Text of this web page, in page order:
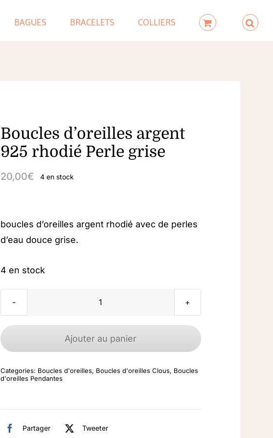
BAGUES BRACELETS COLLIERS
Boucles d’oreilles argent
925 rhodié Perle grise
20,00€ 4 en stock
boucles d’oreilles argent rhodié avec de perles
d’eau douce grise.
4 en stock
quantité
Boucles
925
Ajouter au panier
Categories: Boucles d'oreilles, Boucles d'oreilles Clous, Boucles
d'oreilles Pendantes
Partager
Tweeter